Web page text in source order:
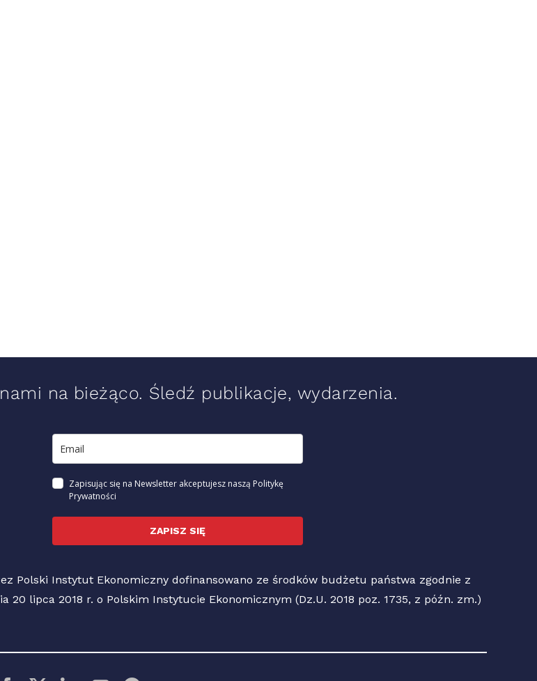
na bieżąco. Śledź publikacje, wydarzenia.
Zapisując się na Newsletter akceptujesz naszą Politykę
Prywatności
ZAPISZ SIĘ
Polski Instytut Ekonomiczny dofinansowano ze środków budżetu państwa zgodnie z
20 lipca 2018 r. o Polskim Instytucie Ekonomicznym (Dz.U. 2018 poz. 1735, z późn. zm.)